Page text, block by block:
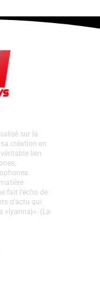
sur la
création en
lien
l’écho de
d'actu qui
(La